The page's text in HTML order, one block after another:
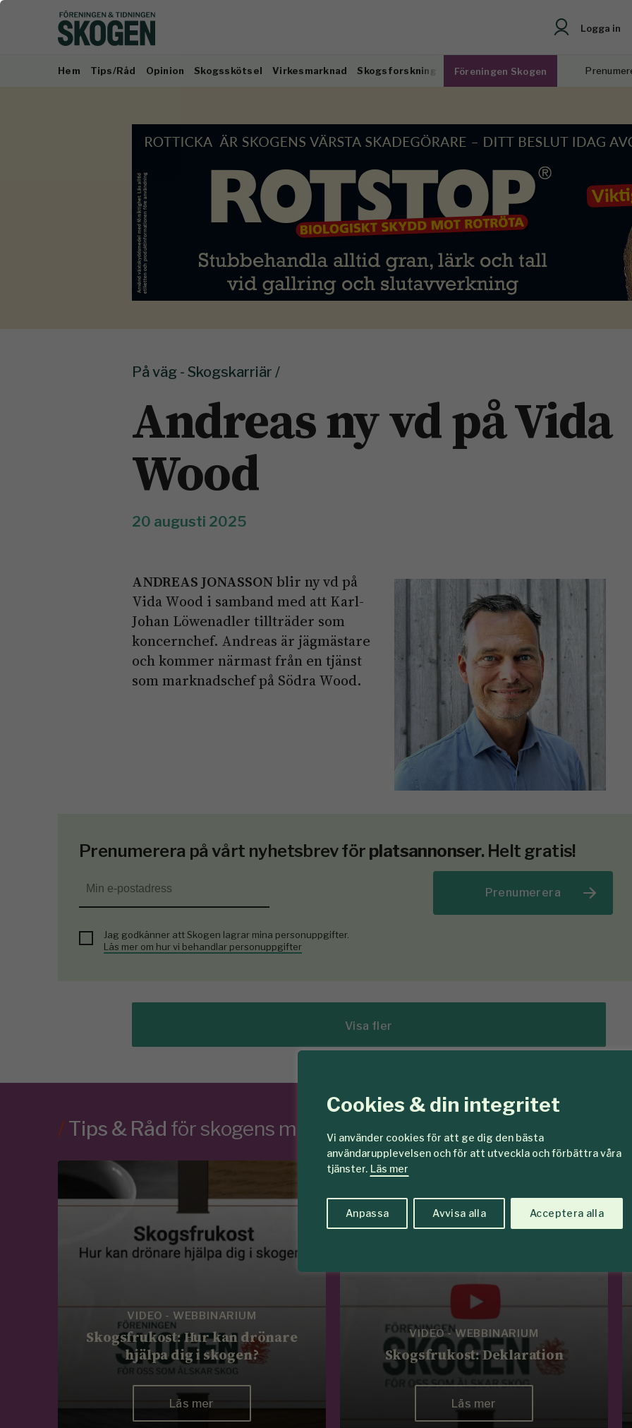
Cookies & din integritet
Vi använder cookies för att ge dig den bästa
användarupplevelsen och för att utveckla och förbättra våra
tjänster. Läs mer
Anpassa Avvisa alla Acceptera alla
Logga in
Hem Tips/Råd Opinion Skogsskötsel Virkesmarknad Skogsforskning Föreningen Skogen
På väg - Skogskarriär /
Andreas ny vd på Vida
Wood
20 augusti 2025
ANDREAS JONASSONblir ny vd på
Vida Wood i samband med att Karl-
Johan Löwenadler tillträder som
koncernchef. Andreas är jägmästare
och kommer närmast från en tjänst
som marknadschef på Södra Wood.
Prenumerera på vårt nyhetsbrev för platsannonser. Helt gratis!
Prenumerera
Jag godkänner att Skogen lagrar mina personuppgifter.
Läs mer om hur vi behandlar personuppgifter
Visa fler
/ Tips & Råd för skogens medlemmar
VIDEO - WEBBINARIUM
Skogsfrukost: Hur kan drönare
hjälpa dig i skogen?
Läs mer
VIDEO - WEBBINARIUM
Skogsfrukost: Deklaration
Läs mer